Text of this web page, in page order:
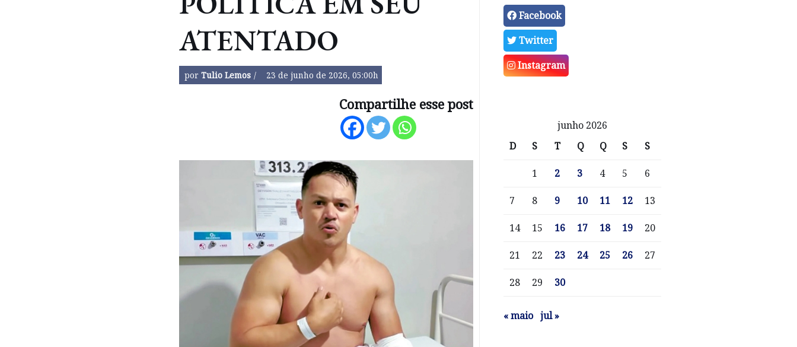
ATENTADO
por Tulio Lemos 23 de junho de 2026, 05:00h
Compartilhe esse post
Facebook
Twitter
Instagram
junho 2026
D
S T Q Q S S
1 2 3 4 5 6
7 8 9 10 11 12 13
14 15 16 17 18 19 20
21 22 23 24 25 26 27
28 29 30
« maio jul »